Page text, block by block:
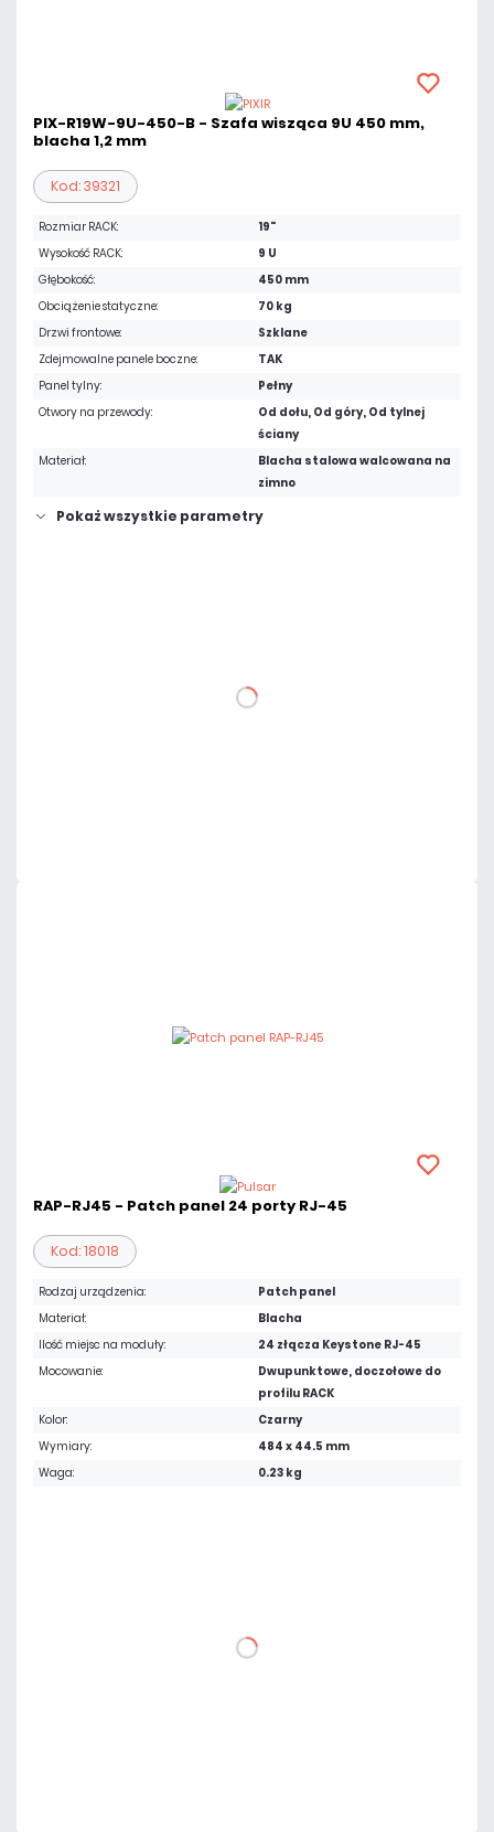
PIX-R19W-9U-450-B - Szafa wisząca 9U 450 mm,
blacha 1,2 mm
Kod: 39321
Rozmiar RACK:
19"
Wysokość RACK:
9 U
Głębokość:
450 mm
Obciążenie statyczne:
70 kg
Drzwi frontowe:
Szklane
Zdejmowalne panele boczne:
TAK
Panel tylny:
Pełny
Otwory na przewody:
Od dołu, Od góry, Od tylnej
ściany
Materiał:
Blacha stalowa walcowana na
zimno
Pokaż wszystkie parametry
DO KOSZYKA
RAP-RJ45 - Patch panel 24 porty RJ-45
Kod: 18018
Rodzaj urządzenia:
Patch panel
Materiał:
Blacha
Ilość miejsc na moduły:
24 złącza Keystone RJ-45
Mocowanie:
Dwupunktowe, doczołowe do
profilu RACK
Kolor:
Czarny
Wymiary:
484 x 44.5 mm
Waga:
0.23 kg
DO KOSZYKA